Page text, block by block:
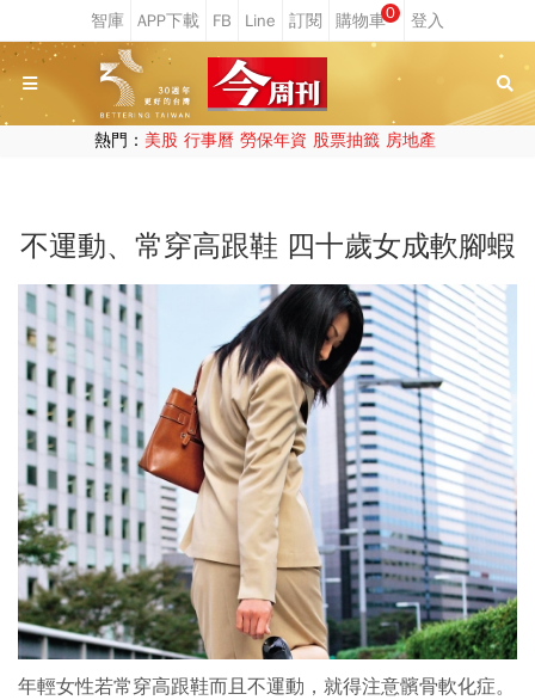
0
熱門： 美股 行事曆 勞保年資 股票抽籤 房地產
不運動、常穿高跟鞋 四十歲女成軟腳蝦
年輕女性若常穿高跟鞋而且不運動，就得注意髕骨軟化症。